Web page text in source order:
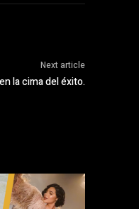
Next article
la cima del éxito.